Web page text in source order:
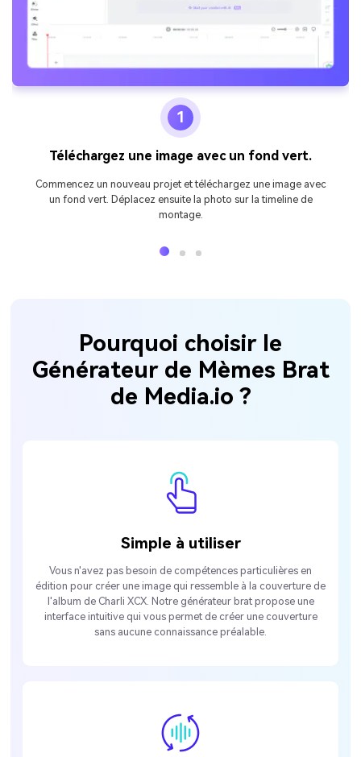
1
Téléchargez une image avec un fond vert.
Commencez un nouveau projet et téléchargez une image avec
un fond vert. Déplacez ensuite la photo sur la timeline de
montage.
Pourquoi choisir le
Générateur de Mèmes Brat
de Media.io ?
Simple à utiliser
Vous n'avez pas besoin de compétences particulières en
édition pour créer une image qui ressemble à la couverture de
l'album de Charli XCX. Notre générateur brat propose une
interface intuitive qui vous permet de créer une couverture
sans aucune connaissance préalable.